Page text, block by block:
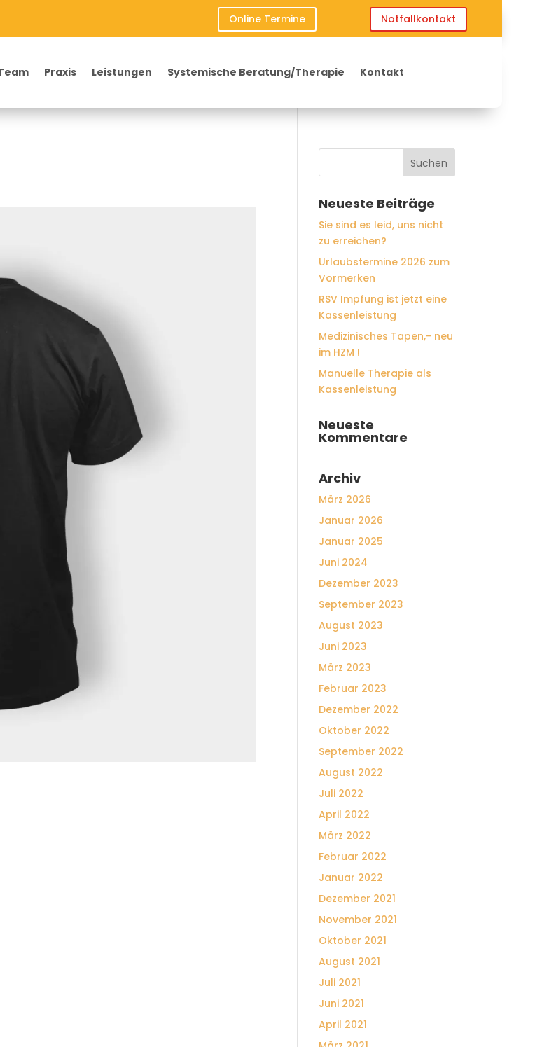
Online Termine Notfallkontakt
Praxis Leistungen Systemische Beratung/Therapie Kontakt
Neueste Beiträge
Sie sind es leid, uns nicht
zu erreichen?
Urlaubstermine 2026 zum
Vormerken
RSV Impfung ist jetzt eine
Kassenleistung
Medizinisches Tapen,- neu
im HZM !
Manuelle Therapie als
Kassenleistung
Neueste
Kommentare
Archiv
März 2026
Januar 2026
Januar 2025
Juni 2024
Dezember 2023
September 2023
August 2023
Juni 2023
März 2023
Februar 2023
Dezember 2022
Oktober 2022
September 2022
August 2022
Juli 2022
April 2022
März 2022
Februar 2022
Januar 2022
Dezember 2021
November 2021
Oktober 2021
August 2021
Juli 2021
Juni 2021
April 2021